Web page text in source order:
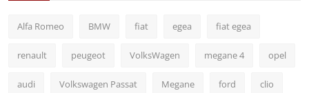
Alfa Romeo BMW fiat egea fiat egea
renault peugeot VolksWagen megane 4 opel
audi Volkswagen Passat Megane ford clio